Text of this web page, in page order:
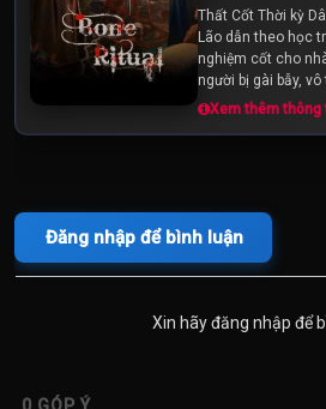
Thất Cốt Thời kỳ
Lão dẫn theo học
nghiệm cốt cho
người bị gài bẫy,
án bí ẩn. Để tự cứu
Xem thêm thông
Đăng nhập để bình luận
Xin hãy đăng nhập để
0 GÓP Ý